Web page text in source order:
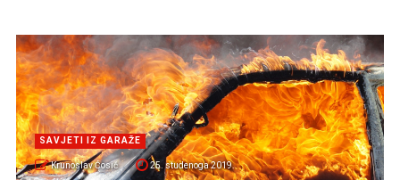
SAVJETI IZ GARAŽE
Krunoslav Ćosić 25. studenoga 2019.